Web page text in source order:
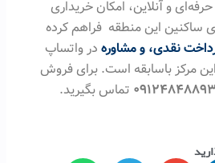
و آنلاین، امکان خریداری
ساکنین این منطقه فراهم کرده
نقدی، و مشاوره در واتساپ
مرکز باسابقه است. برای فروش
۰۹۱۲۴۸۴۸۸۹۳ تماس بگیرید.